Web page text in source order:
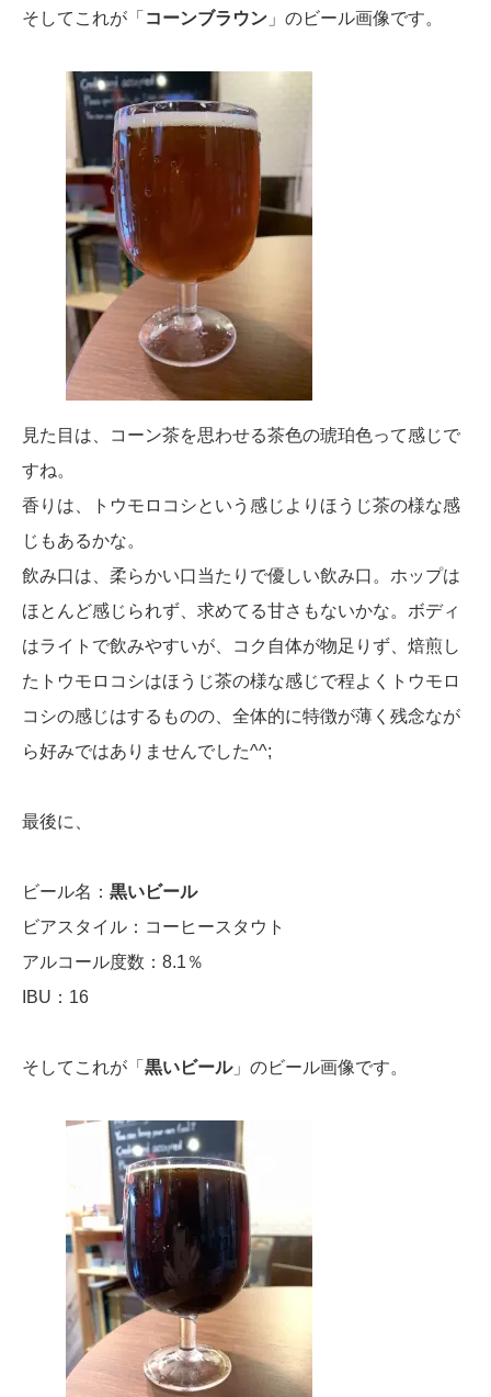
そしてこれが「 コーンブラウン 」のビール画像です。
見た目は、コーン茶を思わせる茶色の琥珀色って感じで
すね。
香りは、トウモロコシという感じよりほうじ茶の様な感
じもあるかな。
飲み口は、柔らかい口当たりで優しい飲み口。ホップは
ほとんど感じられず、求めてる甘さもないかな。ボディ
はライトで飲みやすいが、コク自体が物足りず、焙煎し
たトウモロコシはほうじ茶の様な感じで程よくトウモロ
コシの感じはするものの、全体的に特徴が薄く残念なが
ら好みではありませんでした^^;
最後に、
ビール名： 黒いビール
ビアスタイル：コーヒースタウト
アルコール度数：8.1％
IBU：16
そしてこれが「 黒いビール」のビール画像です。